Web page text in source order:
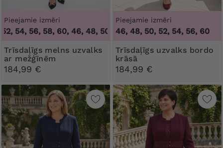
Pieejamie izmēri
54, 56, 58, 60, 46, 48, 50, 52, 54, 56, 58, 60
Trīsdaļīgs melns uzvalks
ar mežģīnēm
184,99 €
Pieejamie izmēri
46, 48, 50, 52, 54, 56, 60
Trīsdaļīgs uzvalks bordo
krāsā
184,99 €